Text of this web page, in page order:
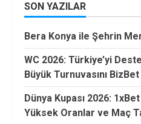
SON YAZILAR
Bera Konya ile Şehrin
WC 2026: Türkiye’yi
Büyük Turnuvasını
Dünya Kupası 2026:
Yüksek Oranlar ve Maç